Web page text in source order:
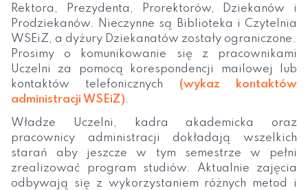
Rektora, Prezydenta, Prorektorów, Dziekanów i
Prodziekanów. Nieczynne są Biblioteka i Czytelnia
WSEiZ, a dyżury Dziekanatów zostały ograniczone.
Prosimy o komunikowanie się z pracownikami
Uczelni za pomocą korespondencji mailowej lub
kontaktów telefonicznych (wykaz kontaktów
administracji WSEiZ).
Władze Uczelni, kadra akademicka oraz
pracownicy administracji dokładają wszelkich
starań aby jeszcze w tym semestrze w pełni
zrealizować program studiów. Aktualnie zajęcia
odbywają się z wykorzystaniem różnych metod i